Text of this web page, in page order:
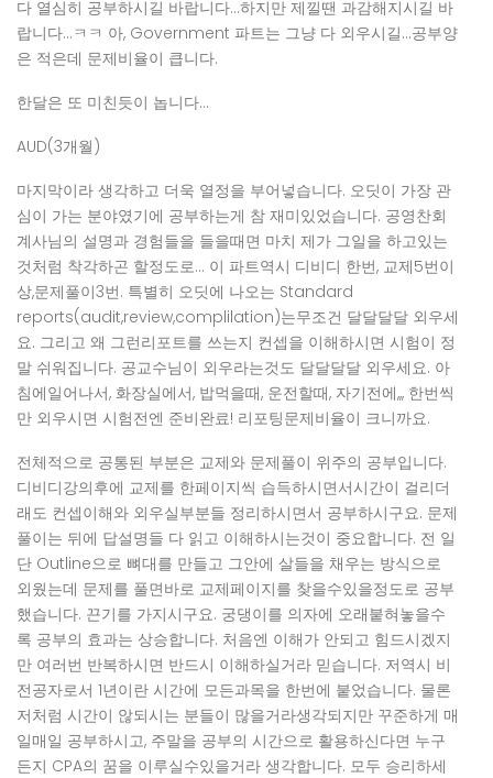
다 열심히 공부하시길 바랍니다…하지만 제낄땐 과감해지시길 바
랍니다…ㅋㅋ 아, Government 파트는 그냥 다 외우시길…공부양
은 적은데 문제비율이 큽니다.
한달은 또 미친듯이 놉니다…
AUD(3개월)
마지막이라 생각하고 더욱 열정을 부어넣습니다. 오딧이 가장 관
심이 가는 분야였기에 공부하는게 참 재미있었습니다. 공영찬회
계사님의 설명과 경험들을 들을때면 마치 제가 그일을 하고있는
것처럼 착각하곤 할정도로… 이 파트역시 디비디 한번, 교제5번이
상,문제풀이3번. 특별히 오딧에 나오는 Standard
reports(audit,review,complilation)는무조건 달달달달 외우세
요. 그리고 왜 그런리포트를 쓰는지 컨셉을 이해하시면 시험이 정
말 쉬워집니다. 공교수님이 외우라는것도 달달달달 외우세요. 아
침에일어나서, 화장실에서, 밥먹을때, 운전할때, 자기전에,,, 한번씩
만 외우시면 시험전엔 준비완료! 리포팅문제비율이 크니까요.
전체적으로 공통된 부분은 교제와 문제풀이 위주의 공부입니다.
디비디강의후에 교제를 한페이지씩 습득하시면서시간이 걸리더
래도 컨셉이해와 외우실부분들 정리하시면서 공부하시구요. 문제
풀이는 뒤에 답설명들 다 읽고 이해하시는것이 중요합니다. 전 일
단 Outline으로 뼈대를 만들고 그안에 살들을 채우는 방식으로
외웠는데 문제를 풀면바로 교제페이지를 찾을수있을정도로 공부
했습니다. 끈기를 가지시구요. 궁댕이를 의자에 오래붙혀놓을수
록 공부의 효과는 상승합니다. 처음엔 이해가 안되고 힘드시겠지
만 여러번 반복하시면 반드시 이해하실거라 믿습니다. 저역시 비
전공자로서 1년이란 시간에 모든과목을 한번에 붙었습니다. 물론
저처럼 시간이 않되시는 분들이 많을거라생각되지만 꾸준하게 매
일매일 공부하시고, 주말을 공부의 시간으로 활용하신다면 누구
든지 CPA의 꿈을 이루실수있을거라 생각합니다. 모두 승리하세